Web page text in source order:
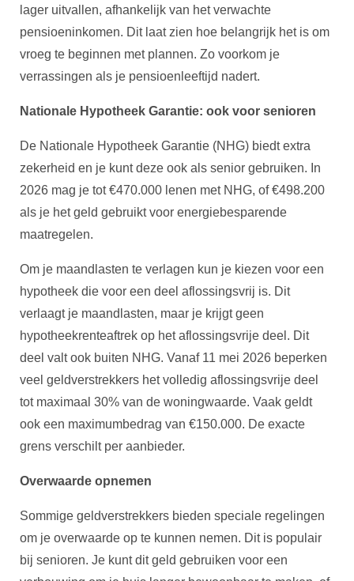
lager uitvallen, afhankelijk van het verwachte
pensioeninkomen. Dit laat zien hoe belangrijk het is om
vroeg te beginnen met plannen. Zo voorkom je
verrassingen als je pensioenleeftijd nadert.
Nationale Hypotheek Garantie: ook voor senioren
De Nationale Hypotheek Garantie (NHG) biedt extra
zekerheid en je kunt deze ook als senior gebruiken. In
2026 mag je tot €470.000 lenen met NHG, of €498.200
als je het geld gebruikt voor energiebesparende
maatregelen.
Om je maandlasten te verlagen kun je kiezen voor een
hypotheek die voor een deel aflossingsvrij is. Dit
verlaagt je maandlasten, maar je krijgt geen
hypotheekrenteaftrek op het aflossingsvrije deel. Dit
deel valt ook buiten NHG. Vanaf 11 mei 2026 beperken
veel geldverstrekkers het volledig aflossingsvrije deel
tot maximaal 30% van de woningwaarde. Vaak geldt
ook een maximumbedrag van €150.000. De exacte
grens verschilt per aanbieder.
Overwaarde opnemen
Sommige geldverstrekkers bieden speciale regelingen
om je overwaarde op te kunnen nemen. Dit is populair
bij senioren. Je kunt dit geld gebruiken voor een